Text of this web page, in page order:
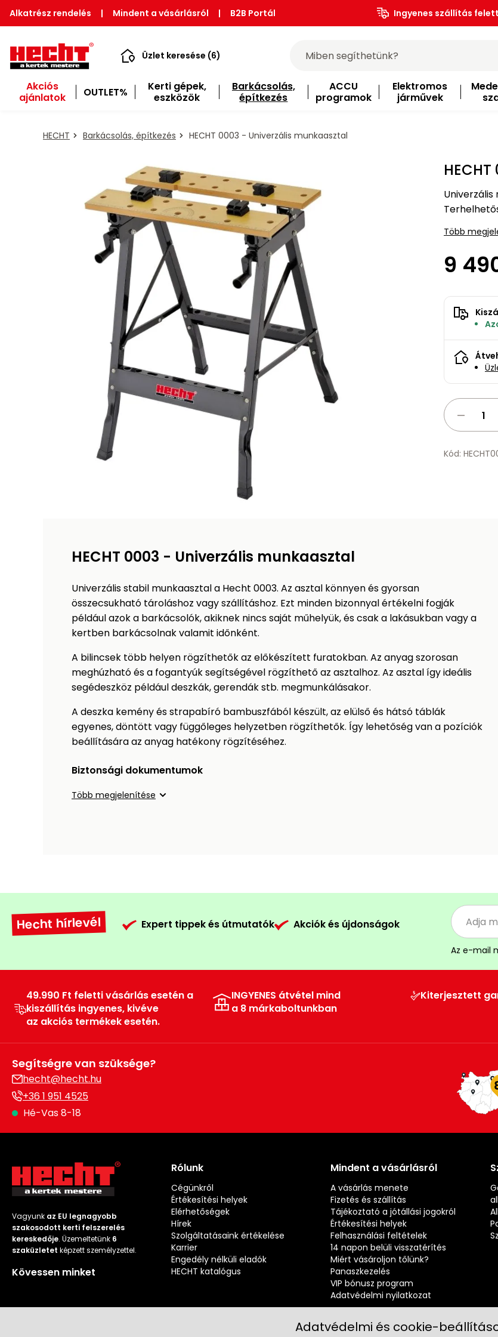
Alkatrész rendelés | Mindent a vásárlásról | B2B Portál Ingyenes szállítás
Üzlet keresése (6)
Akciós
ajánlatok
OUTLET%
Kerti gépek,
eszközök
Barkácsolás,
építkezés
ACCU
programok
Elektromos
járművek
HECHT Barkácsolás, építkezés HECHT 0003 - Univerzális munkaasztal
Több
9
Kód:
HECHT 0003 - Univerzális munkaasztal
Univerzális stabil munkaasztal a Hecht 0003. Az asztal könnyen és gyorsan
összecsukható tároláshoz vagy szállításhoz. Ezt minden bizonnyal értékelni fogják
például azok a barkácsolók, akiknek nincs saját műhelyük, és csak a lakásukban vagy a
kertben barkácsolnak valamit időnként.
A bilincsek több helyen rögzíthetők az előkészített furatokban. Az anyag szorosan
meghúzható és a fogantyúk segítségével rögzíthető az asztalhoz. Az asztal így ideális
segédeszköz például deszkák, gerendák stb. megmunkálásakor.
A deszka kemény és strapabíró bambuszfából készült, az elülső és hátsó táblák
egyenes, döntött vagy függőleges helyzetben rögzíthetők. Így lehetőség van a pozíciók
beállítására az anyag hatékony rögzítéséhez.
Biztonsági dokumentumok
Több megjelenítése
Hecht hírlevél Expert tippek és útmutatók Akciók és újdonságok
Az e-mail
49.990 Ft feletti vásárlás esetén a
kiszállítás ingyenes, kivéve
az akciós termékek esetén.
INGYENES átvétel mind
a 8 márkaboltunkban
Kiterjesztett
Segítségre van szüksége?
hecht@hecht.hu
+36 1 951 4525
Hé-Vas 8-18
Vagyunk az EU legnagyobb
szakosodott kerti felszerelés
kereskedője. Üzemeltetünk 6
szaküzletet képzett személyzettel.
Kövessen minket
Rólunk
Cégünkről
Értékesítési helyek
Elérhetőségek
Hírek
Szolgáltatásaink értékelése
Karrier
Engedély nélküli eladók
HECHT katalógus
Mindent a vásárlásról
A vásárlás menete
Fizetés és szállítás
Tájékoztató a jótállási jogokról
Értékesítési helyek
Felhasználási feltételek
14 napon belüli visszatérítés
Miért vásároljon tőlünk?
Panaszkezelés
VIP bónusz program
Adatvédelmi nyilatkozat
Adatvédelmi és cookie-